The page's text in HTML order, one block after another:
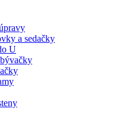
a sedačky
U